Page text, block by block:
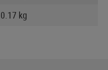
0.17 kg